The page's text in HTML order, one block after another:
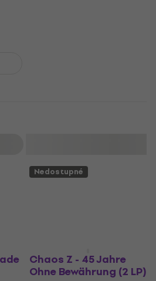
Nedostupné
Chaos Z - 45 Jahre
Ohne Bewährung (2 LP)